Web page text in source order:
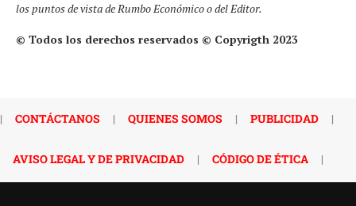
los puntos de vista de Rumbo Económico o del Editor.
© Todos los derechos reservados © Copyrigth 2023
| CONTÁCTANOS | QUIENES SOMOS | PUBLICIDAD |
AVISO LEGAL Y DE PRIVACIDAD | CÓDIGO DE ÉTICA |